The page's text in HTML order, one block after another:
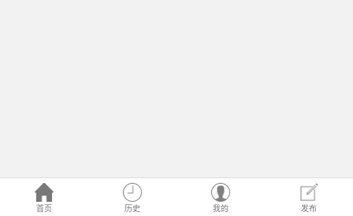
首页 历史 我的 发布